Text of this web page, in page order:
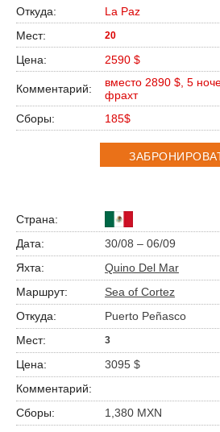
La Paz
20
2590 $
вместо 2890 $, 5
фрахт
185$
30/08 – 06/09
Quino Del Mar
Sea of Cortez
Puerto Peñasco
3
3095 $
1,380 MXN